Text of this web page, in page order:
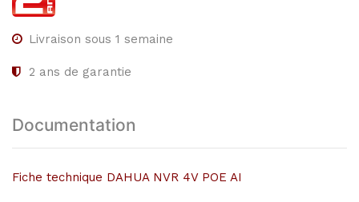
Livraison sous 1 semaine
2 ans de garantie
Documentation
Fiche technique DAHUA NVR 4V POE AI